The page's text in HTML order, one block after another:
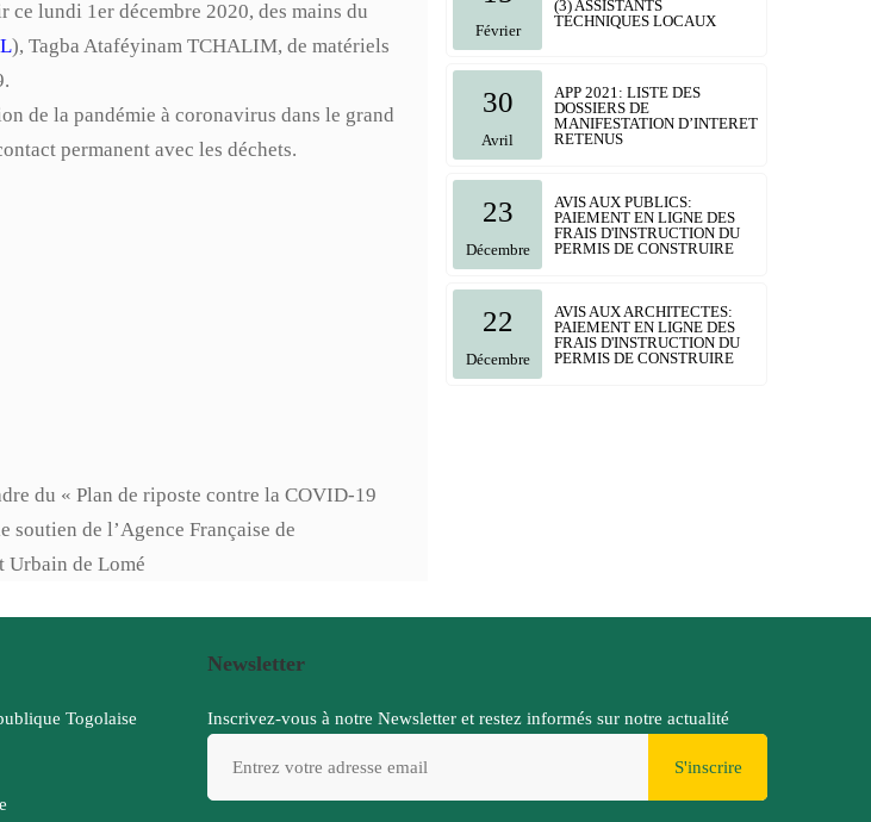
lundi 1er décembre 2020, des mains du
), Tagba Ataféyinam TCHALIM, de matériels
de la pandémie à coronavirus dans le grand
permanent avec les déchets.
du « Plan de riposte contre la COVID-19
de l’Agence Française de
Urbain de Lomé
Février
(3) ASSISTANTS
TECHNIQUES LOCAUX
30
Avril
APP 2021: LISTE DES
DOSSIERS DE
MANIFESTATION D’INTERET
RETENUS
23
Décembre
AVIS AUX PUBLICS:
PAIEMENT EN LIGNE DES
FRAIS D'INSTRUCTION DU
PERMIS DE CONSTRUIRE
22
Décembre
AVIS AUX ARCHITECTES:
PAIEMENT EN LIGNE DES
FRAIS D'INSTRUCTION DU
PERMIS DE CONSTRUIRE
Togolaise
Newsletter
Inscrivez-vous à notre Newsletter et restez informés sur notre actualité
S'inscrire